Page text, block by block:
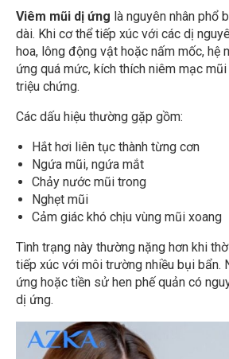
Viêm mũi dị ứng là nguyên nhân phổ
dài. Khi cơ thể tiếp xúc với các dị
hoa, lông động vật hoặc nấm mốc, hệ
ứng quá mức, kích thích niêm mạc
triệu chứng.
Các dấu hiệu thường gặp gồm:
Hắt hơi liên tục thành từng cơn
Ngứa mũi, ngứa mắt
Chảy nước mũi trong
Nghẹt mũi
Cảm giác khó chịu vùng mũi xoang
Tình trạng này thường nặng hơn khi
tiếp xúc với môi trường nhiều bụi bẩn.
ứng hoặc tiền sử hen phế quản có
dị ứng.